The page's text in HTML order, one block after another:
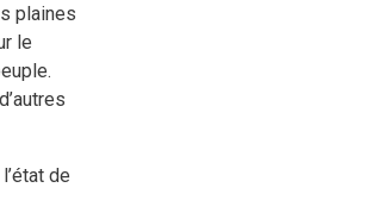
plaines
le
de